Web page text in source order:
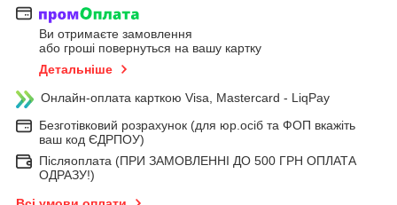
Ви отримаєте замовлення
або гроші повернуться на вашу картку
Детальніше
Онлайн-оплата карткою Visa, Mastercard - LiqPay
Безготівковий розрахунок (для юр.осіб та ФОП вкажіть
ваш код ЄДРПОУ)
Післяоплата (ПРИ ЗАМОВЛЕННІ ДО 500 ГРН ОПЛАТА
ОДРАЗУ!)